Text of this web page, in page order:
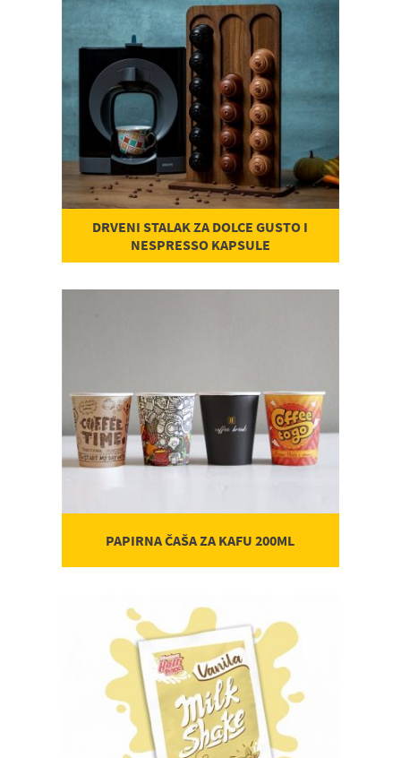
DRVENI STALAK ZA DOLCE GUSTO I
NESPRESSO KAPSULE
PAPIRNA ČAŠA ZA KAFU 200ML